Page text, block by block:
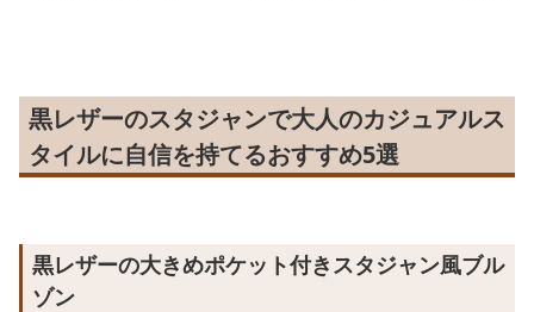
黒レザーのスタジャンで大人のカジュアルス
タイルに自信を持てるおすすめ5選
黒レザーの大きめポケット付きスタジャン風ブル
ゾン